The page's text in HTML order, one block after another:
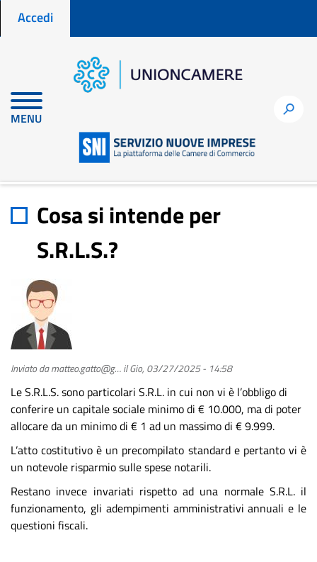
Menu profilo utente
Accedi
MENU
h
Home
Cosa si intende per
S.R.L.S.?
Inviato damatteo.gatto@g…ilGio, 03/27/2025 - 14:58
Le S.R.L.S. sono particolari S.R.L. in cui non vi è l’obbligo di
conferire un capitale sociale minimo di € 10.000, ma di poter
allocare da un minimo di € 1 ad un massimo di € 9.999.
L’atto costitutivo è un precompilato standard e pertanto vi è
un notevole risparmio sulle spese notarili.
Restano invece invariati rispetto ad una normale S.R.L. il
funzionamento, gli adempimenti amministrativi annuali e le
questioni fiscali.